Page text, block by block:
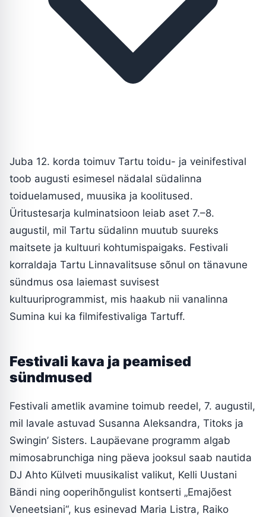
Juba 12. korda toimuv Tartu toidu- ja veinifestival
toob augusti esimesel nädalal südalinna
toiduelamused, muusika ja koolitused.
Üritustesarja kulminatsioon leiab aset 7.–8.
augustil, mil Tartu südalinn muutub suureks
maitsete ja kultuuri kohtumispaigaks. Festivali
korraldaja Tartu Linnavalitsuse sõnul on tänavune
sündmus osa laiemast suvisest
kultuuriprogrammist, mis haakub nii vanalinna
Sumina kui ka filmifestivaliga Tartuff.
Festivali kava ja peamised
sündmused
Festivali ametlik avamine toimub reedel, 7. augustil,
mil lavale astuvad Susanna Aleksandra, Titoks ja
Swingin’ Sisters. Laupäevane programm algab
mimosabrunchiga ning päeva jooksul saab nautida
DJ Ahto Külveti muusikalist valikut, Kelli Uustani
Bändi ning ooperihõngulist kontserti „Emajõest
Veneetsiani“, kus esinevad Maria Listra, Raiko